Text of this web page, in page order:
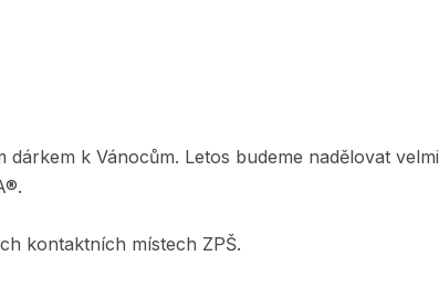
k Vánocům. Letos budeme nadělovat velmi
kontaktních místech ZPŠ.